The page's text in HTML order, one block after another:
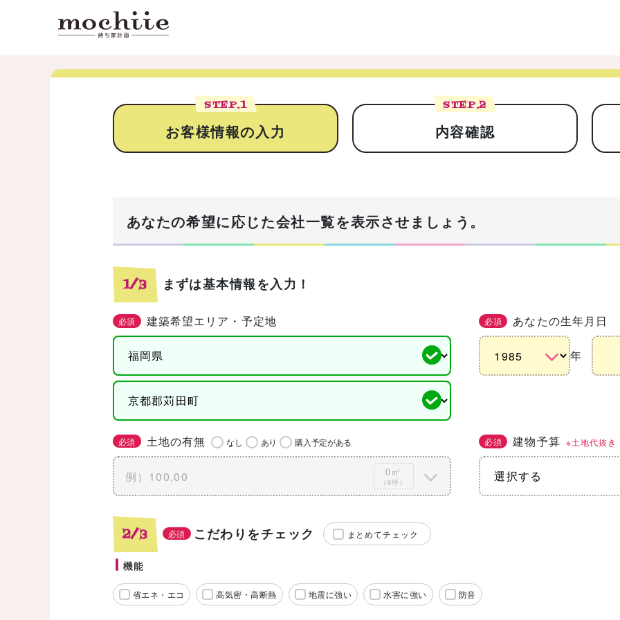
STEP.1
お客様情報の入力
STEP.2
内容確認
あなたの希望に応じた会社一覧を表示させましょう。
1/3 まずは基本情報を入力！
必須 建築希望エリア・予定地 必須 あなたの生年月日
年
必須 土地の有無 なし あり 購入予定がある
0㎡
（0坪）
必須 建物予算 ※土地代抜き
2/3 必須 こだわりをチェック まとめてチェック
機能
省エネ・エコ 高気密・高断熱 地震に強い 水害に強い 防音